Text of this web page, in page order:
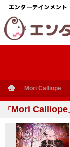
Mori Calliope
「Mori Calliope